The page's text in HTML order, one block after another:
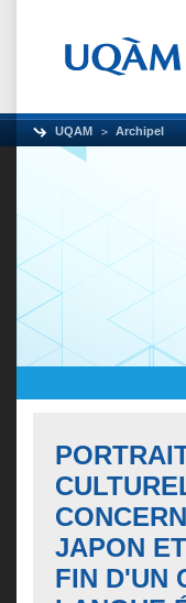
UQAM Archipel
JAPON
FIN D'UN